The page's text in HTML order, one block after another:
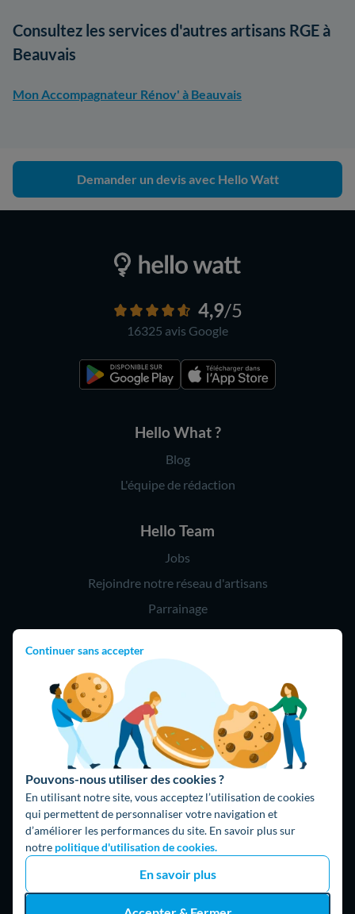
Continuer sans accepter
Pouvons-nous utiliser des cookies ?
En utilisant notre site, vous acceptez l’utilisation de cookies
qui permettent de personnaliser votre navigation et
d’améliorer les performances du site. En savoir plus sur
notre politique d'utilisation de cookies.
En savoir plus
Consultez les services d'autres artisans RGE à
Beauvais
Mon Accompagnateur Rénov' à Beauvais
Demander un devis avec Hello Watt
4,9/5
16325 avis Google
Hello What ?
Blog
L'équipe de rédaction
Hello Team
Jobs
Rejoindre notre réseau d'artisans
Parrainage
Hello !
09 75 18 60 60
(8h-21h)
75018 Paris
Fait avec ⚡ par Hello Watt
© 2026 Hello Watt |CGU|Mentions légales